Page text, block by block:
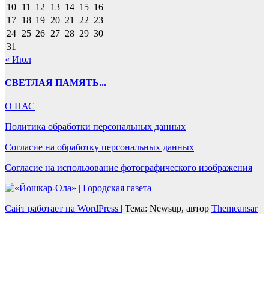
10 11 12 13 14 15 16
17 18 19 20 21 22 23
24 25 26 27 28 29 30
31
« Июл
СВЕТЛАЯ ПАМЯТЬ...
О НАС
Политика обработки персональных данных
Согласие на обработку персональных данных
Согласие на использование фотографического изображения
Сайт работает на WordPress | Тема: Newsup, автор Themeansar